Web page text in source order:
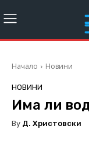
Начало Новини
НОВИНИ
Има ли
By Д. Христовски